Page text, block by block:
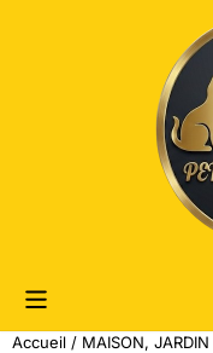
Les préférences de
Accueil / MAISON,